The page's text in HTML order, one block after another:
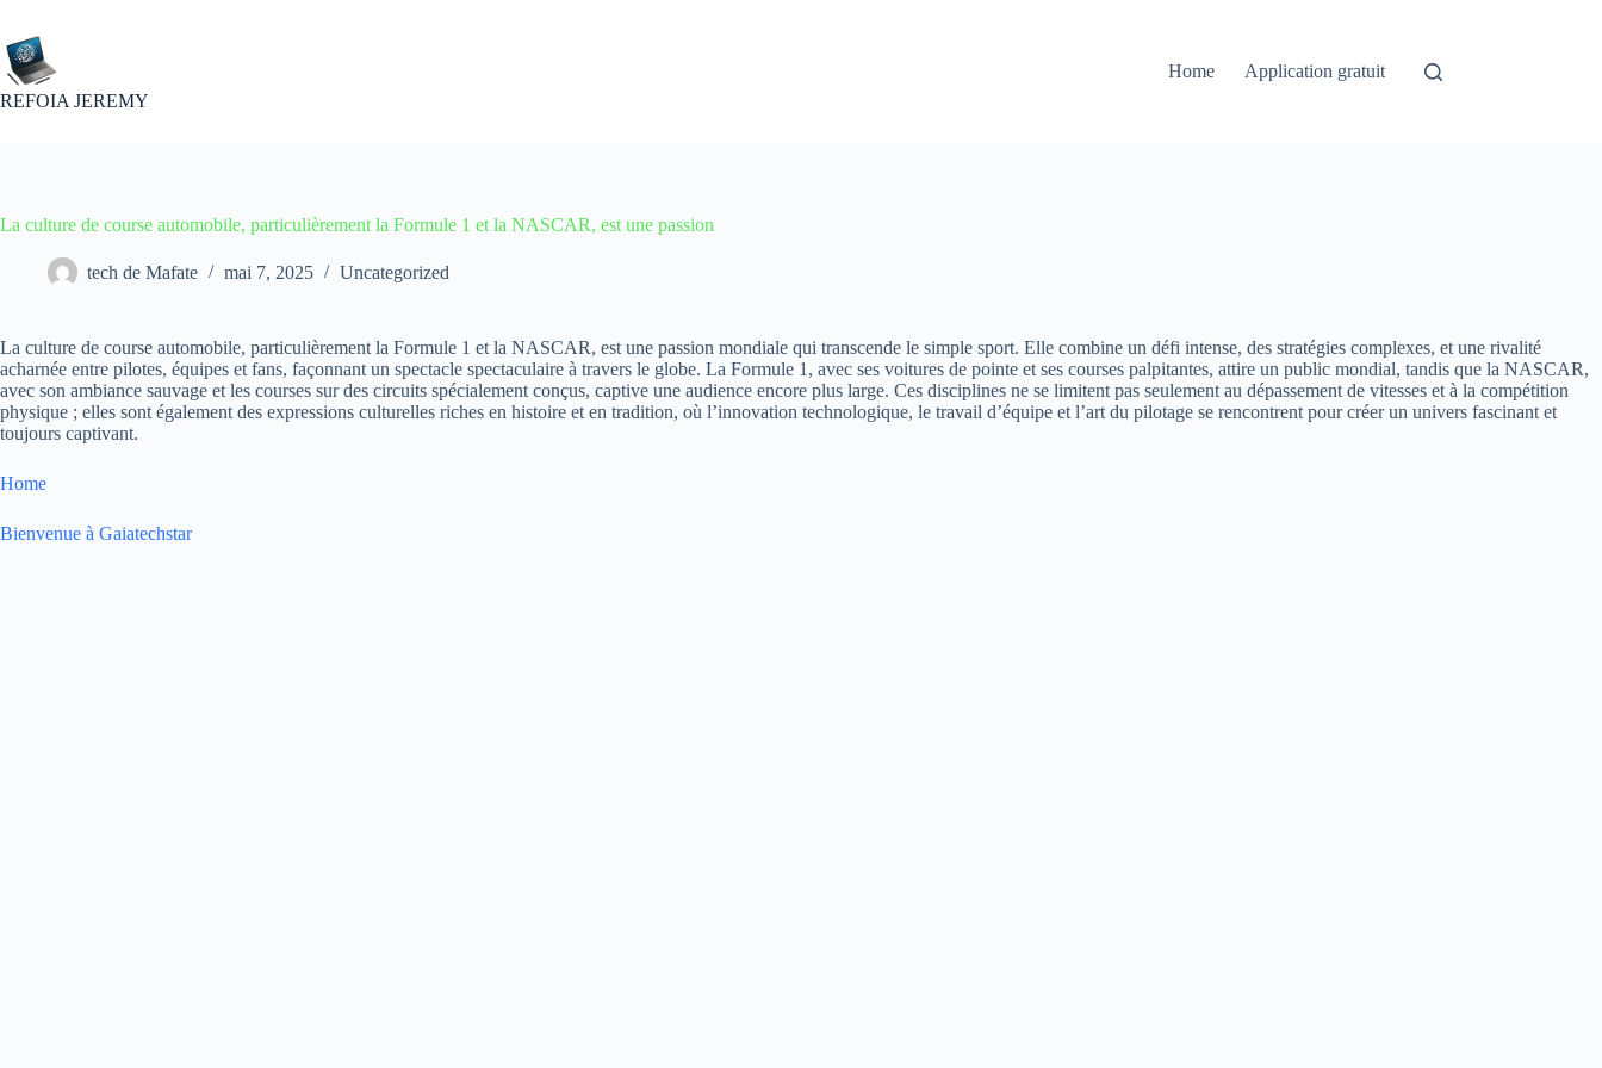
contenu
REFOIA JEREMY
Home Application gratuit
La culture de course automobile, particulièrement la Formule 1 et la NASCAR, est une passion
tech de Mafate mai 7, 2025 Uncategorized
La culture de course automobile, particulièrement la Formule 1 et la NASCAR, est une passion mondiale qui transcende le simple sport. Elle combine un défi intense, des stratégies complexes, et une rivalité
acharnée entre pilotes, équipes et fans, façonnant un spectacle spectaculaire à travers le globe. La Formule 1, avec ses voitures de pointe et ses courses palpitantes, attire un public mondial, tandis que la NASCAR,
avec son ambiance sauvage et les courses sur des circuits spécialement conçus, captive une audience encore plus large. Ces disciplines ne se limitent pas seulement au dépassement de vitesses et à la compétition
physique ; elles sont également des expressions culturelles riches en histoire et en tradition, où l’innovation technologique, le travail d’équipe et l’art du pilotage se rencontrent pour créer un univers fascinant et
toujours captivant.
Home
Bienvenue à Gaiatechstar